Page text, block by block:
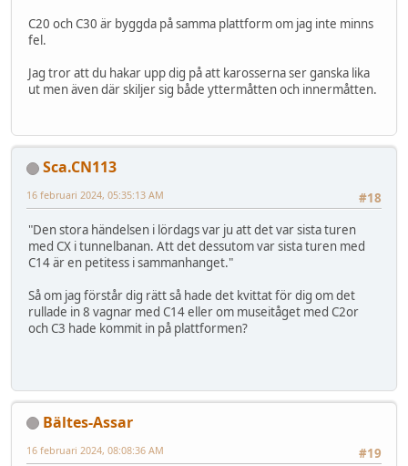
C20 och C30 är byggda på samma plattform om jag inte minns
fel.
Jag tror att du hakar upp dig på att karosserna ser ganska lika
ut men även där skiljer sig både yttermåtten och innermåtten.
Sca.CN113
#18
16 februari 2024, 05:35:13 AM
"Den stora händelsen i lördags var ju att det var sista turen
med CX i tunnelbanan. Att det dessutom var sista turen med
C14 är en petitess i sammanhanget."
Så om jag förstår dig rätt så hade det kvittat för dig om det
rullade in 8 vagnar med C14 eller om museitåget med C2or
och C3 hade kommit in på plattformen?
Bältes-Assar
#19
16 februari 2024, 08:08:36 AM